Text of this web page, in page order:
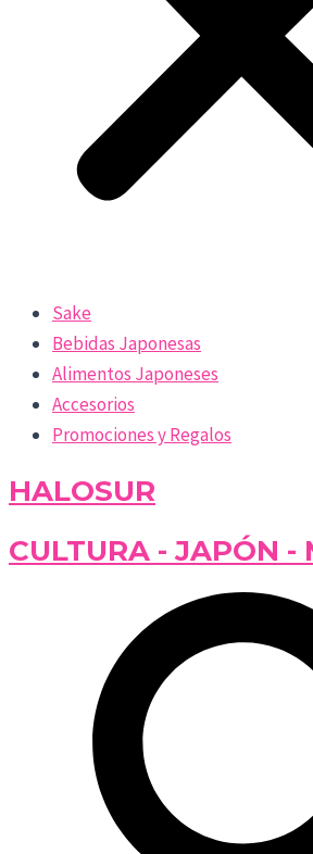
Sake
Bebidas Japonesas
Alimentos Japoneses
Accesorios
Promociones y Regalos
HALOSUR
CULTURA - JAPÓN -